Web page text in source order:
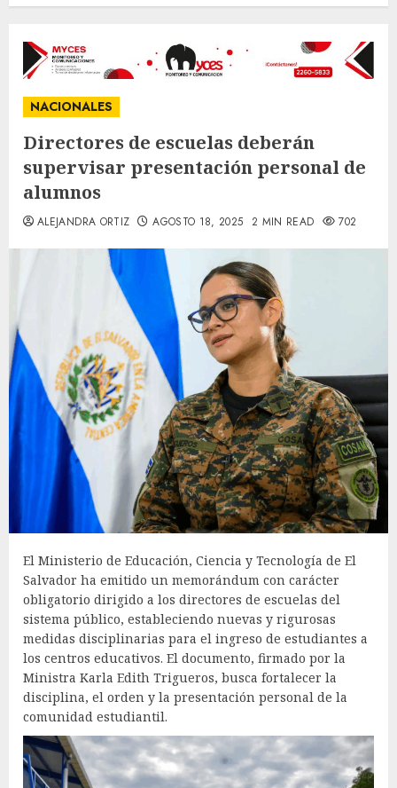
NACIONALES
Directores de escuelas deberán
supervisar presentación personal de
alumnos
ALEJANDRA ORTIZ AGOSTO 18, 2025 2 MIN READ 702
El Ministerio de Educación, Ciencia y Tecnología de El
Salvador ha emitido un memorándum con carácter
obligatorio dirigido a los directores de escuelas del
sistema público, estableciendo nuevas y rigurosas
medidas disciplinarias para el ingreso de estudiantes a
los centros educativos. El documento, firmado por la
Ministra Karla Edith Trigueros, busca fortalecer la
disciplina, el orden y la presentación personal de la
comunidad estudiantil.